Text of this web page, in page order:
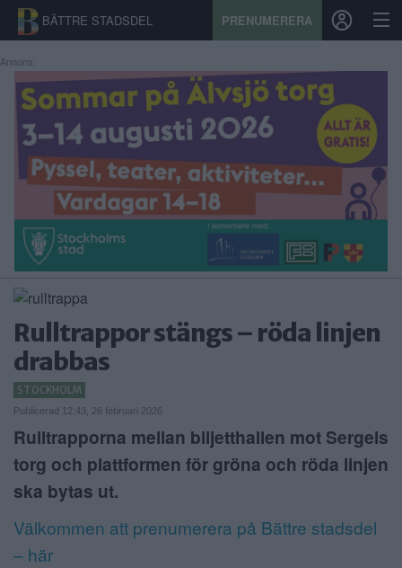
BÄTTRE STADSDEL PRENUMERERA
START
STADSDEL
PRENUMERATION
SPORT
ÅSIKTER
KALENDER
KONTAKT
SAMARBETEN
ANNONSERA
NÄRINGSLIV
Annons:
Rulltrappor stängs – röda linjen
drabbas
STOCKHOLM
Publicerad 12:43, 26 februari 2026
Rulltrapporna mellan biljetthallen mot Sergels
torg och plattformen för gröna och röda linjen
ska bytas ut.
Välkommen att prenumerera på Bättre stadsdel
– här